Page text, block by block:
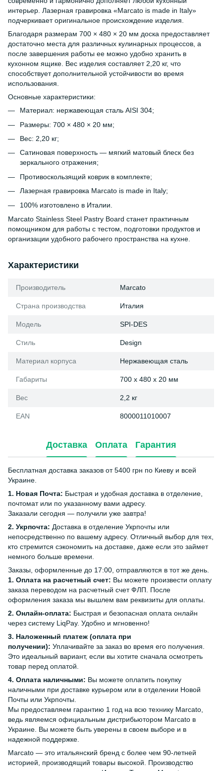
интерьер. Лазерная гравировка «Marcato is made in Italy»
подчеркивает оригинальное происхождение изделия.
Благодаря размерам 700 × 480 × 20 мм доска предоставляет
достаточно места для различных кулинарных процессов, а
после завершения работы ее можно удобно хранить в
кухонном ящике. Вес изделия составляет 2,20 кг, что
способствует дополнительной устойчивости во время
использования.
Основные характеристики:
Материал: нержавеющая сталь AISI 304;
Размеры: 700 × 480 × 20 мм;
Вес: 2,20 кг;
Сатиновая поверхность — мягкий матовый блеск без
зеркального отражения;
Противоскользящий коврик в комплекте;
Лазерная гравировка Marcato is made in Italy;
100% изготовлено в Италии.
Marcato Stainless Steel Pastry Board станет практичным
помощником для работы с тестом, подготовки продуктов и
организации удобного рабочего пространства на кухне.
Характеристики
Производитель Marcato
Страна производства Италия
Модель SPI-DES
Стиль Design
Материал корпуса Нержавеющая сталь
Габариты 700 x 480 x 20 мм
Вес 2,2 кг
EAN 8000011010007
Доставка Оплата Гарантия
Бесплатная доставка заказов от 5400 грн по Киеву и всей
Украине.
1. Новая Почта: Быстрая и удобная доставка в отделение,
почтомат или по указанному вами адресу.
Заказали сегодня — получили уже завтра!
2. Укрпочта: Доставка в отделение Укрпочты или
непосредственно по вашему адресу. Отличный выбор для тех,
кто стремится сэкономить на доставке, даже если это займет
немного больше времени.
Заказы, оформленные до 17:00, отправляются в тот же день.
1. Оплата на расчетный счет: Вы можете произвести оплату
заказа переводом на расчетный счет ФЛП. После
оформления заказа мы вышлем вам реквизиты для оплаты.
2. Онлайн-оплата: Быстрая и безопасная оплата онлайн
через систему LiqPay. Удобно и мгновенно!
3. Наложенный платеж (оплата при
получении): Уплачивайте за заказ во время его получения.
Это идеальный вариант, если вы хотите сначала осмотреть
товар перед оплатой.
4. Оплата наличными: Вы можете оплатить покупку
наличными при доставке курьером или в отделении Новой
Почты или Укрпочты.
Мы предоставляем гарантию 1 год на всю технику Marcato,
ведь являемся официальным дистрибьютором Marcato в
Украине. Вы можете быть уверены в своем выборе и в
надежной поддержке.
Marcato — это итальянский бренд с более чем 90-летней
историей, производящий товары высокой. Производство